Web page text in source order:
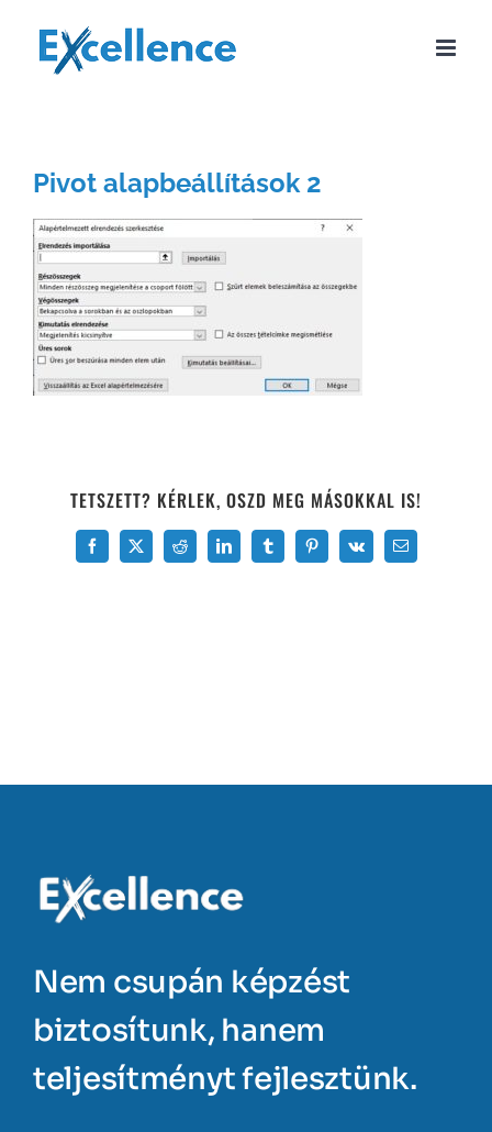
Pivot alapbeállítások 2
TETSZETT? KÉRLEK, OSZD MEG MÁSOKKAL IS!
Facebook
X Reddit LinkedInTumblrPinterest
Vk Email:
Nem csupán képzést
biztosítunk, hanem
teljesítményt fejlesztünk.